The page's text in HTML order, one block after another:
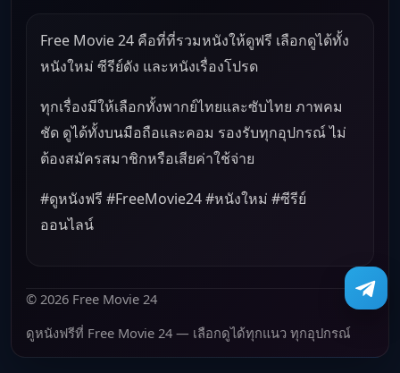
Free Movie 24 คือที่ที่รวมหนังให้ดูฟรี เลือกดูได้ทั้ง
หนังใหม่ ซีรีย์ดัง และหนังเรื่องโปรด
ทุกเรื่องมีให้เลือกทั้งพากย์ไทยและซับไทย ภาพคม
ชัด ดูได้ทั้งบนมือถือและคอม รองรับทุกอุปกรณ์ ไม่
ต้องสมัครสมาชิกหรือเสียค่าใช้จ่าย
#ดูหนังฟรี #FreeMovie24 #หนังใหม่ #ซีรีย์
ออนไลน์
© 2026 Free Movie 24
ดูหนังฟรีที่ Free Movie 24 — เลือกดูได้ทุกแนว ทุกอุปกรณ์